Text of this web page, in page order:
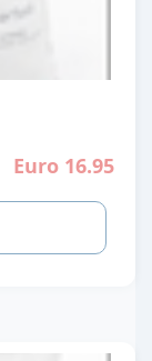
Euro 16.95